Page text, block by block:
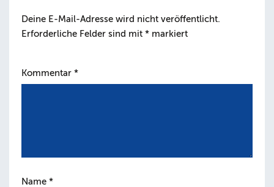
Deine E-Mail-Adresse wird nicht veröffentlicht.
Erforderliche Felder sind mit * markiert
Kommentar *
Name *